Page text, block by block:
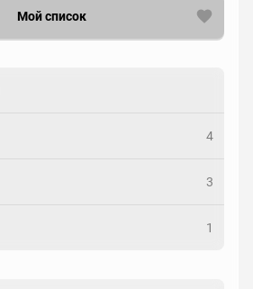
Мой список
4
3
1